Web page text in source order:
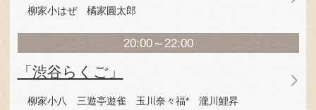
「ふたりらくご」
立川談吉 隅田川馬石